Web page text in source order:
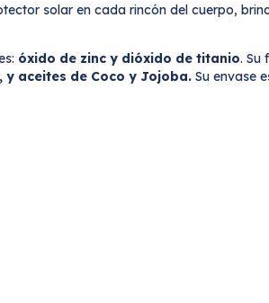
solar en cada rincón del cuerpo,
óxido de zinc y dióxido de titanio. Su
y aceites de Coco y Jojoba. Su envase